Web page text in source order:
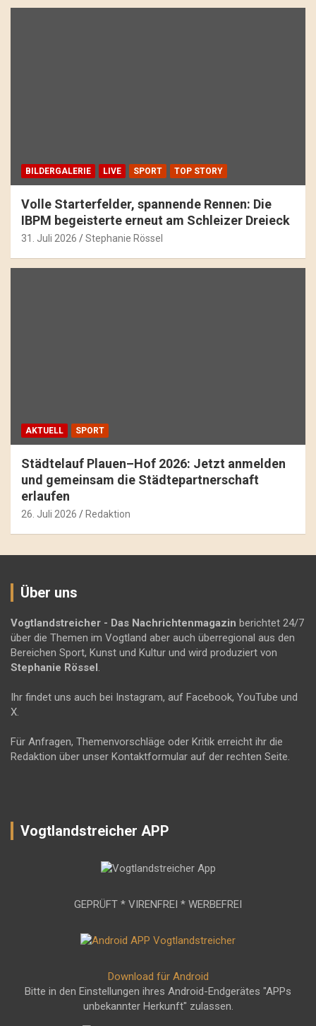
BILDERGALERIE LIVE SPORT TOP STORY
Volle Starterfelder, spannende Rennen: Die
IBPM begeisterte erneut am Schleizer Dreieck
31. Juli 2026 Stephanie Rössel
AKTUELL SPORT
Städtelauf Plauen–Hof 2026: Jetzt anmelden
und gemeinsam die Städtepartnerschaft
erlaufen
26. Juli 2026 Redaktion
Über uns
Vogtlandstreicher - Das Nachrichtenmagazin berichtet 24/7
über die Themen im Vogtland aber auch überregional aus den
Bereichen Sport, Kunst und Kultur und wird produziert von
Stephanie Rössel .
Ihr findet uns auch bei Instagram, auf Facebook, YouTube und
X.
Für Anfragen, Themenvorschläge oder Kritik erreicht ihr die
Redaktion über unser Kontaktformular auf der rechten Seite.
Vogtlandstreicher APP
GEPRÜFT * VIRENFREI * WERBEFREI
Download für Android
Bitte in den Einstellungen ihres Android-Endgerätes "APPs
unbekannter Herkunft" zulassen.